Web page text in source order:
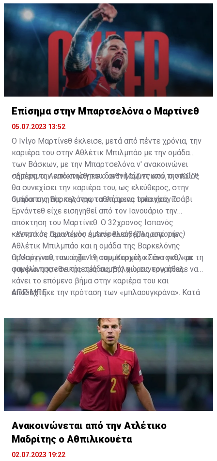
τέσσερις συμμετοχές και ένα γκολ.
Επίσημα στην Μπαρτσελόνα ο Μαρτίνεθ
05.07.2023 13:52
Ο Ινίγο Μαρτίνεθ έκλεισε, μετά από πέντε χρόνια, την
καριέρα του στην Αθλέτικ Μπιλμπάο με την ομάδα
των Βάσκων, με την Μπαρτσελόνα ν' ανακοινώνει
σήμερα την απόκτηση του διεθνή αμυντικού, ο οποίος
θα συνεχίσει την καριέρα του, ως ελεύθερος, στην
ομάδα της Βαρκελόνης τα επόμενα τρία χρόνια.
•Επίσημο: Ανακοινώθηκε ο αντι-Μάζιτς από την ΚΟΠ!
Ο προπονητής της πρωταθλήτριας Ισπανίας, Τσάβι
Ερνάντεθ είχε εισηγηθεί από τον Ιανουάριο την
απόκτηση του Μαρτίνεθ. Ο 32χρονος Ισπανός
κεντρικός αμυντικός έμεινε ελεύθερος από την
Αθλέτικ Μπιλμπάο και η ομάδα της Βαρκελόνης
προσέγγισε τον ατζέντη του, Καρμέλο Σάντσεθ, και
συμφώνησαν σε τριετές συμβόλαιο συνεργασίας.
•Κοντά σε Γερολέμου η Ανόρθωση (Πληροφορίες)
Ο Μαρτίνεθ, που έχει 19 συμμετοχές κι ένα γκολ με τη
φανέλα της εθνικής ομάδας της χώρας του, ήθελε να
κάνει το επόμενο βήμα στην καριέρα του και
αποδέχτηκε την πρόταση των «μπλαουγκράνα». Κατά
ενώ το 2021 πανηγύρισε και την κατάκτηση του Copa
Del Rey.
ΑΠΕ-ΜΠΕ
Ανακοινώνεται από την Ατλέτικο
Μαδρίτης ο Αθπιλικουέτα
02.07.2023 19:22